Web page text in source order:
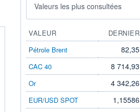
Valeurs les plus consultées
VALEUR DERNIER
Pétrole Brent
82,35
CAC 40 8 714,93
Or 4 342,26
EUR/USD SPOT 1,15586